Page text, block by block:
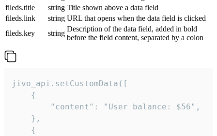
fileds.title
string Title shown above a data field
fileds.link
string URL that opens when the data field is clicked
fileds.key
string
Description of the data field, added in bold
before the field content, separated by a colon
jivo_api.setCustomData([
    {
        "content": "User balance: $56",
    },
    {